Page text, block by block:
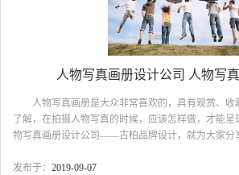
人物写真画册设计公司 人物写
人物写真画册是大众非常喜欢的，具有观赏、收
了解，在拍摄人物写真的时候，应该怎样做，才能
物写真画册设计公司——古柏品牌设计，就为大家分
关键是要使用戏剧化的灯光，我所说的戏剧化的灯光
发布于： 2019-09-07